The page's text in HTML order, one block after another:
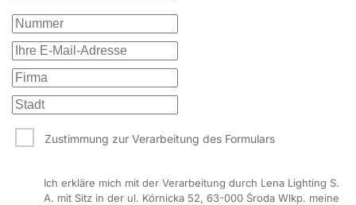
Zustimmung zur Verarbeitung des Formulars
Ich erkläre mich mit der Verarbeitung durch Lena Lighting S.
A. mit Sitz in der ul. Kórnicka 52, 63-000 Środa Wlkp. meine